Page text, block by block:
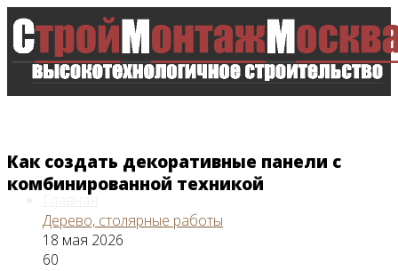
Главная
Как создать декоративные панели с
комбинированной техникой
Дерево, столярные работы
18 мая 2026
60